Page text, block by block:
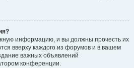
информацию, и вы должны прочесть их
вверху каждого из форумов и в вашем
важных объявлений
конференции.